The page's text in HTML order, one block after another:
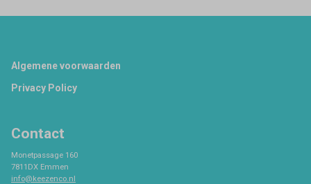
Footer
Algemene voorwaarden
Privacy Policy
Contact
Monetpassage 160
7811DX Emmen
info@keezenco.nl